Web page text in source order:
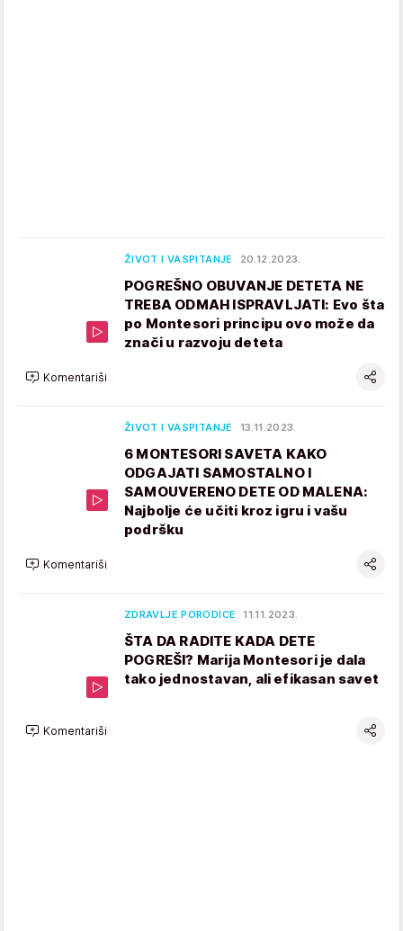
ŽIVOT I VASPITANJE 20.12.2023.
POGREŠNO OBUVANJE DETETA NE
TREBA ODMAH ISPRAVLJATI: Evo šta
po Montesori principu ovo može da
znači u razvoju deteta
Komentariši
ŽIVOT I VASPITANJE 13.11.2023.
6 MONTESORI SAVETA KAKO
ODGAJATI SAMOSTALNO I
SAMOUVERENO DETE OD MALENA:
Najbolje će učiti kroz igru i vašu
podršku
Komentariši
ZDRAVLJE PORODICE 11.11.2023.
ŠTA DA RADITE KADA DETE
POGREŠI? Marija Montesori je dala
tako jednostavan, ali efikasan savet
Komentariši